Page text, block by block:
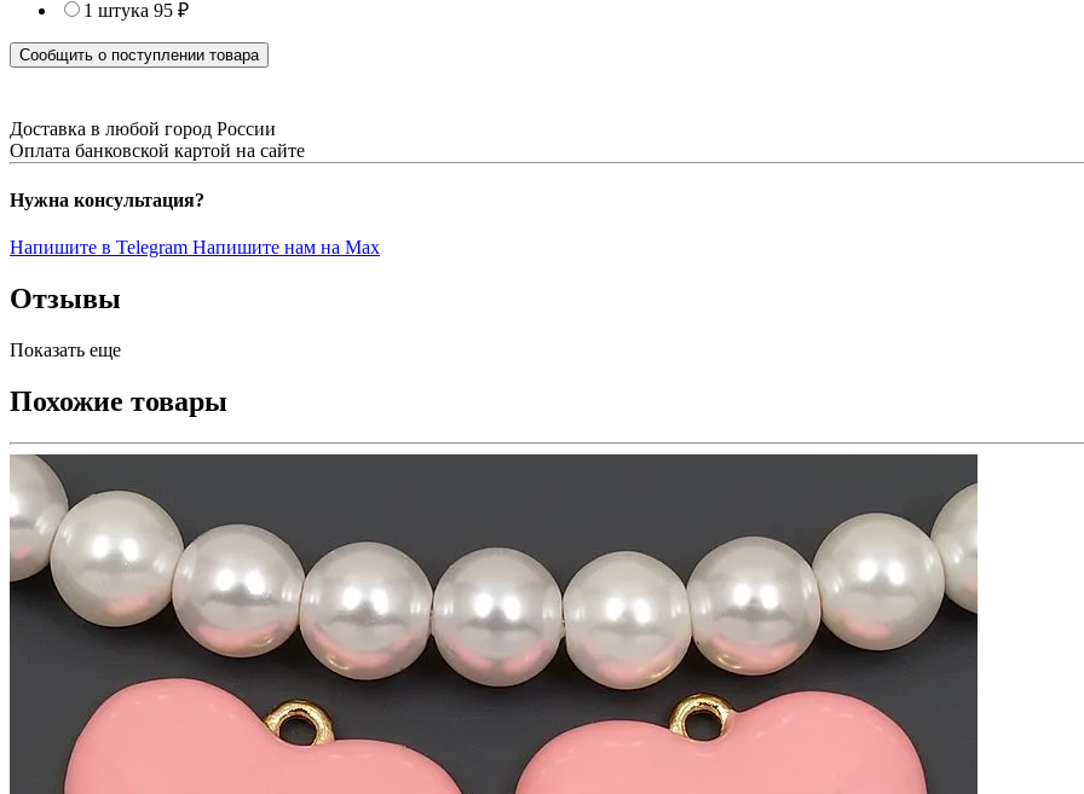
1 штука 95 ₽
Сообщить о поступлении товара
Доставка в любой город России
Оплата банковской картой на сайте
Нужна консультация?
Напишите в Telegram Напишите нам на Max
Отзывы
Показать еще
Похожие товары